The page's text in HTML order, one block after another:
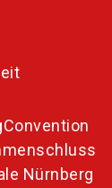
Nürnberg